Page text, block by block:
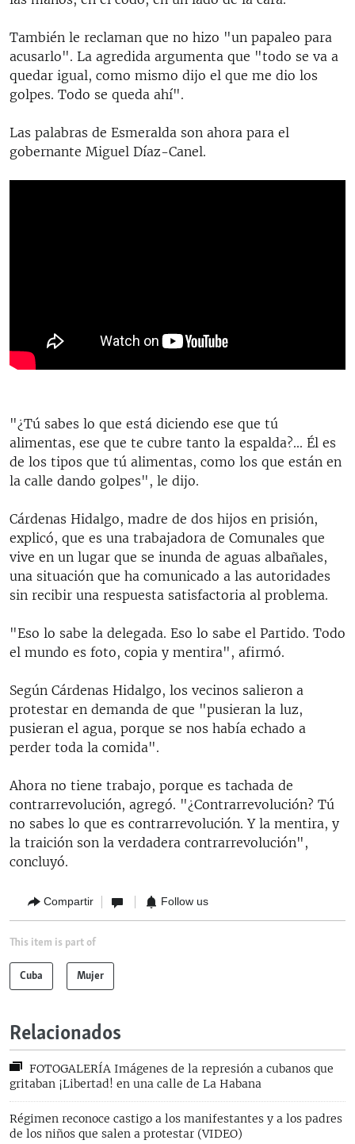
También le reclaman que no hizo "un papaleo para
acusarlo". La agredida argumenta que "todo se va a
quedar igual, como mismo dijo el que me dio los
golpes. Todo se queda ahí".
Las palabras de Esmeralda son ahora para el
gobernante Miguel Díaz-Canel.
"¿Tú sabes lo que está diciendo ese que tú
alimentas, ese que te cubre tanto la espalda?... Él es
de los tipos que tú alimentas, como los que están en
la calle dando golpes", le dijo.
Cárdenas Hidalgo, madre de dos hijos en prisión,
explicó, que es una trabajadora de Comunales que
vive en un lugar que se inunda de aguas albañales,
una situación que ha comunicado a las autoridades
sin recibir una respuesta satisfactoria al problema.
"Eso lo sabe la delegada. Eso lo sabe el Partido. Todo
el mundo es foto, copia y mentira", afirmó.
Según Cárdenas Hidalgo, los vecinos salieron a
protestar en demanda de que "pusieran la luz,
pusieran el agua, porque se nos había echado a
perder toda la comida".
Ahora no tiene trabajo, porque es tachada de
contrarrevolución, agregó. "¿Contrarrevolución? Tú
no sabes lo que es contrarrevolución. Y la mentira, y
la traición son la verdadera contrarrevolución",
concluyó.
Compartir Follow us
This item is part of
Cuba Mujer
Relacionados
FOTOGALERÍA Imágenes de la represión a cubanos que
gritaban ¡Libertad! en una calle de La Habana
Régimen reconoce castigo a los manifestantes y a los padres
de los niños que salen a protestar (VIDEO)